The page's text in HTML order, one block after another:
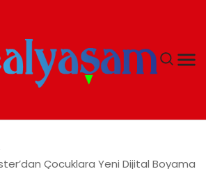
Çocuklara Yeni Dijital Boyama